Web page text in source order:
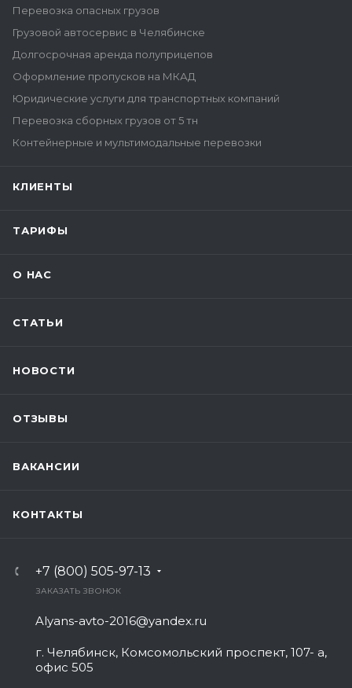
Перевозка опасных грузов
Грузовой автосервис в Челябинске
Долгосрочная аренда полуприцепов
Оформление пропусков на МКАД
Юридические услуги для транспортных компаний
Перевозка сборных грузов от 5 тн
Контейнерные и мультимодальные перевозки
КЛИЕНТЫ
ТАРИФЫ
О НАС
СТАТЬИ
НОВОСТИ
ОТЗЫВЫ
ВАКАНСИИ
КОНТАКТЫ
+7 (800) 505-97-13
ЗАКАЗАТЬ ЗВОНОК
Alyans-avto-2016@yandex.ru
г. Челябинск, Комсомольский проспект, 107- а,
офис 505